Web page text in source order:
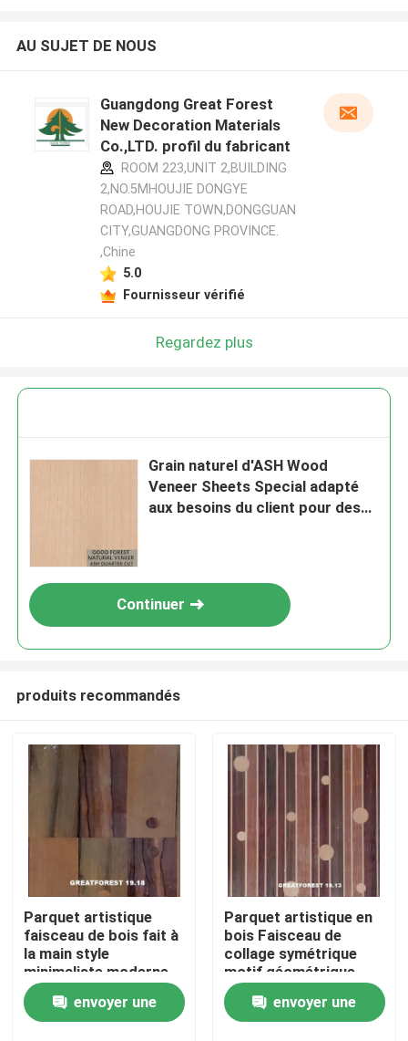
À la maison
Produits
AU SUJET DE NOUS
Guangdong Great Forest
New Decoration Materials
Co.,LTD. profil du fabricant
ROOM 223,UNIT 2,BUILDING
2,NO.5MHOUJIE DONGYE
ROAD,HOUJIE TOWN,DONGGUAN
CITY,GUANGDONG PROVINCE.
,Chine
5.0
Fournisseur vérifié
Regardez plus
Grain naturel d'ASH Wood
Veneer Sheets Special adapté
aux besoins du client pour des
Continuer
produits recommandés
Parquet artistique
faisceau de bois fait à
la main style
minimaliste moderne
personnalisation
artistique pour
l'intérieur de la voiture
envoyer une
Parquet artistique en
bois Faisceau de
collage symétrique
motif géométrique
riche en couleurs
Peinture en bois 0,55
mm
envoyer une